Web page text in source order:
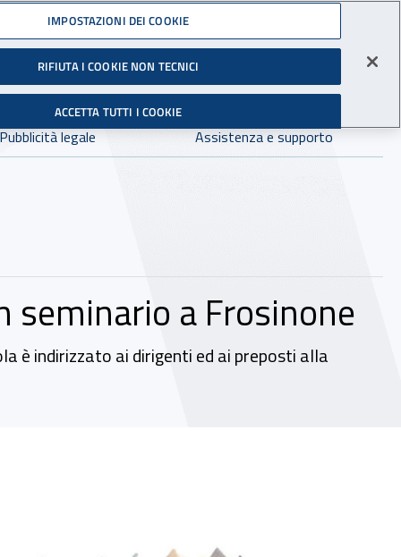
Infortuni sul Lavoro
Facebook - Sito esterno - Apertura in nuova finestra
X - Sito esterno - Apertura in nuova finestra
Instagram - Sito esterno - Apertura in
Linkedin - Sito esterno -
Youtube - Sito esterno -
Tiktok - SitoSpreaker -
Dove cercare:
in:tutto INAIL.it
Pubblicità legale Assistenza e supporto
seminario a Frosinone
è indirizzato ai dirigenti ed ai preposti alla
IMPOSTAZIONI DEI COOKIE
RIFIUTA I COOKIE NON TECNICI
ACCETTA TUTTI I COOKIE